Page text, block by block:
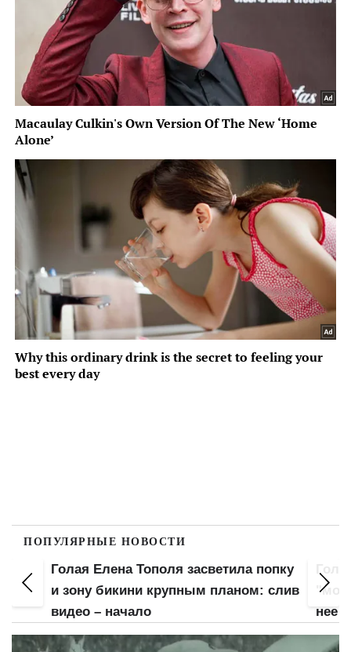
ПОПУЛЯРНЫЕ НОВОСТИ
Голая Анна Тринчер выставила
"мохнатку": нижнее белье – не для
нее
это